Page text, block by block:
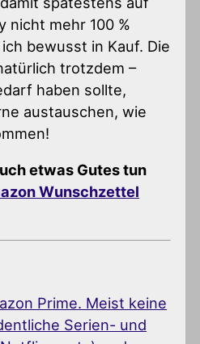
nicht mehr 100 %
bewusst in Kauf. Die
trotzdem –
haben sollte,
austauschen, wie
etwas Gutes tun
Wunschzettel
Prime. Meist keine
Serien- und